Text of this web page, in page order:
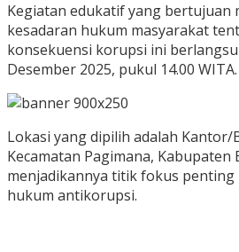
Kegiatan edukatif yang bertujuan
kesadaran hukum masyarakat
konsekuensi korupsi ini
Desember 2025, pukul 14.00 WITA.
Lokasi yang dipilih adalah Kantor/
Kecamatan Pagimana, Kabupaten
menjadikannya titik fokus
hukum antikorupsi.